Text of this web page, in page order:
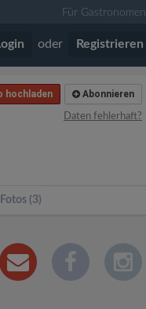
Für Gastronomen
oder Registrieren
Abonnieren
hochladen
Daten fehlerhaft?
Fotos (3)